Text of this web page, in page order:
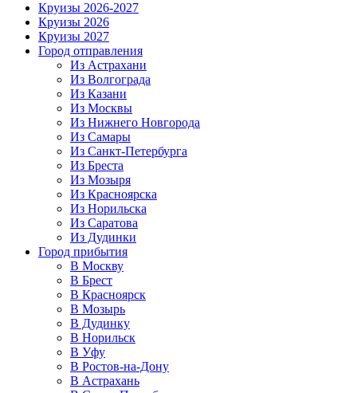
Круизы 2026-2027
Круизы 2026
Круизы 2027
Город отправления
Из Астрахани
Из Волгограда
Из Казани
Из Москвы
Из Нижнего Новгорода
Из Самары
Из Санкт-Петербурга
Из Бреста
Из Мозыря
Из Красноярска
Из Норильска
Из Саратова
Из Дудинки
Город прибытия
В Москву
В Брест
В Красноярск
В Мозырь
В Дудинку
В Норильск
В Уфу
В Ростов-на-Дону
В Астрахань